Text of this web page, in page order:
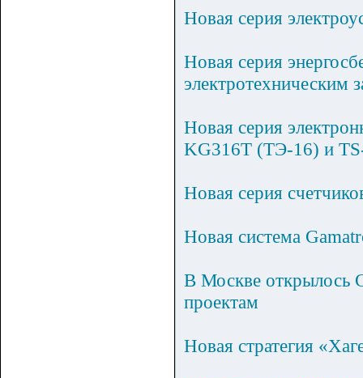
Новая серия
Новая серия
электротехническим
Новая серия
KG316T (ТЭ-16) и
Новая серия
Новая система
В Москве открылось
проектам
Новая стратегия